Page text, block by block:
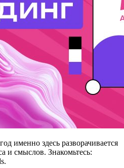
именно здесь разворачивается
и смыслов. Знакомьтесь: